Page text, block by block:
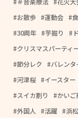
お散歩
運動会
30周年
芋掘り
クリスマスパーティ
節分レク
バレン
河津桜
イースター
スイカ割り
かい
外国人
活躍 浜松